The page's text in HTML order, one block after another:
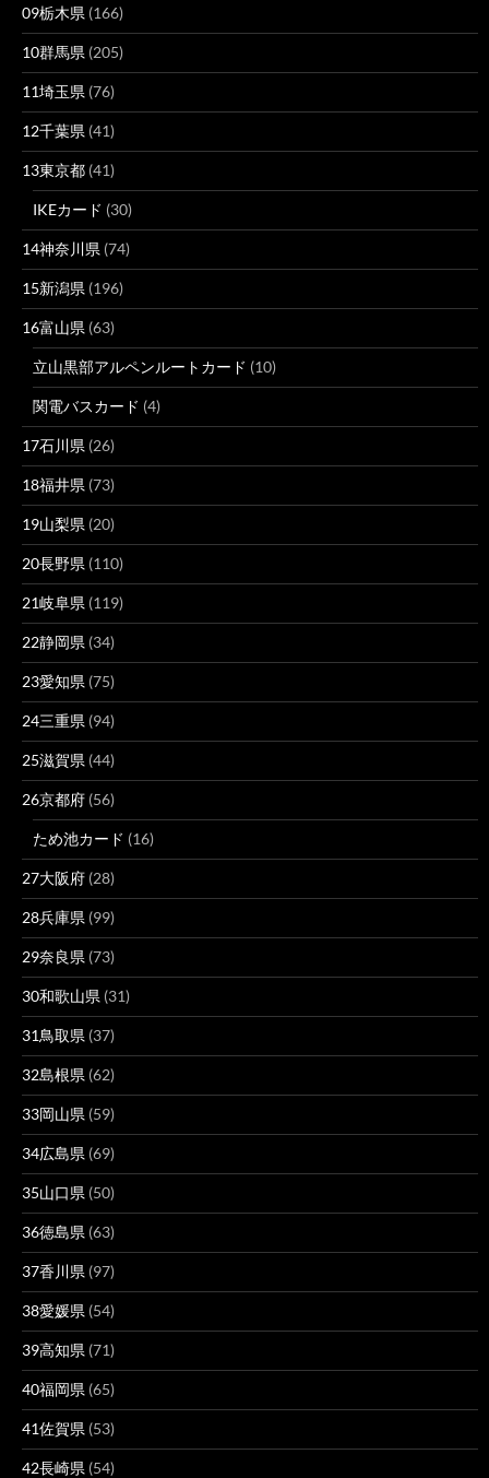
09栃木県 (166)
10群馬県 (205)
11埼玉県 (76)
12千葉県 (41)
13東京都 (41)
IKEカード (30)
14神奈川県 (74)
15新潟県 (196)
16富山県 (63)
立山黒部アルペンルートカード (10)
関電バスカード (4)
17石川県 (26)
18福井県 (73)
19山梨県 (20)
20長野県 (110)
21岐阜県 (119)
22静岡県 (34)
23愛知県 (75)
24三重県 (94)
25滋賀県 (44)
26京都府 (56)
ため池カード (16)
27大阪府 (28)
28兵庫県 (99)
29奈良県 (73)
30和歌山県 (31)
31鳥取県 (37)
32島根県 (62)
33岡山県 (59)
34広島県 (69)
35山口県 (50)
36徳島県 (63)
37香川県 (97)
38愛媛県 (54)
39高知県 (71)
40福岡県 (65)
41佐賀県 (53)
42長崎県 (54)